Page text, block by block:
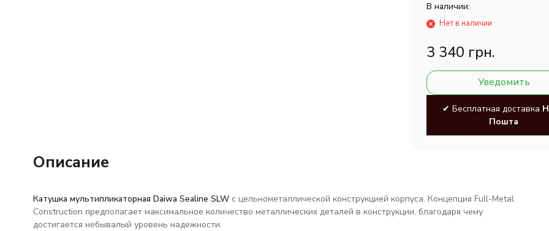
В наличии:
Нет в наличии
3 340 грн.
Уведомить
✔ Бесплатная доставка
Пошта
Описание
Катушка мультипликаторная Daiwa Sealine SLWс цельнометаллической конструкцией корпуса. Концепция Full-Metal
Construction предполагает максимальное количество металлических деталей в конструкции, благодаря чему
достигается небывалый уровень надежности.